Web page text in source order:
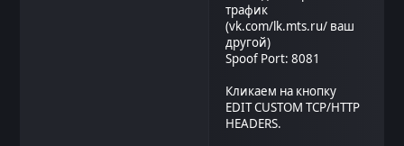
трафик
(vk.com/lk.mts.ru/ ваш
другой)
Spoof Port: 8081
Кликаем на кнопку
EDIT CUSTOM TCP/HTTP
HEADERS.